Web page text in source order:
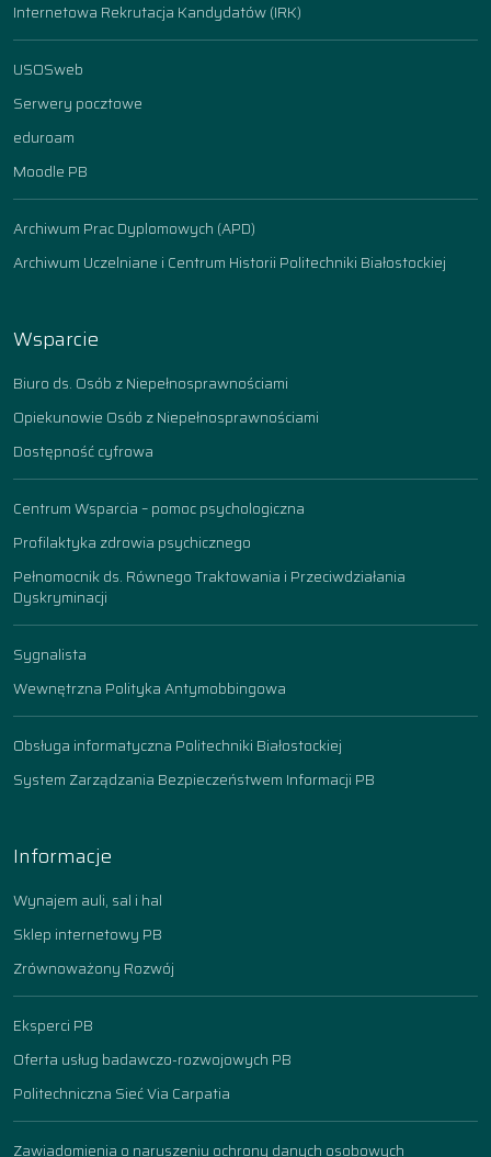
Internetowa Rekrutacja Kandydatów (IRK)
USOSweb
Serwery pocztowe
eduroam
Moodle PB
Archiwum Prac Dyplomowych (APD)
Archiwum Uczelniane i Centrum Historii Politechniki Białostockiej
Wsparcie
Biuro ds. Osób z Niepełnosprawnościami
Opiekunowie Osób z Niepełnosprawnościami
Dostępność cyfrowa
Centrum Wsparcia – pomoc psychologiczna
Profilaktyka zdrowia psychicznego
Pełnomocnik ds. Równego Traktowania i Przeciwdziałania
Dyskryminacji
Sygnalista
Wewnętrzna Polityka Antymobbingowa
Obsługa informatyczna Politechniki Białostockiej
System Zarządzania Bezpieczeństwem Informacji PB
Informacje
Wynajem auli, sal i hal
Sklep internetowy PB
Zrównoważony Rozwój
Eksperci PB
Oferta usług badawczo-rozwojowych PB
Politechniczna Sieć Via Carpatia
Zawiadomienia o naruszeniu ochrony danych osobowych